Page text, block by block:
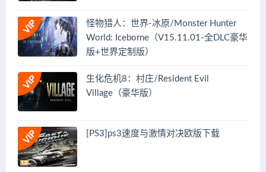
怪物猎人：世界-冰原/Monster Hunter
World: Iceborne（V15.11.01-全DLC豪华
版+世界定制版）
生化危机8：村庄/Resident Evil
Village（豪华版）
[PS3]ps3速度与激情对决欧版下载